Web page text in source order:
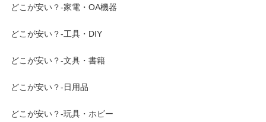
どこが安い？-家電・OA機器
どこが安い？-工具・DIY
どこが安い？-文具・書籍
どこが安い？-日用品
どこが安い？-玩具・ホビー